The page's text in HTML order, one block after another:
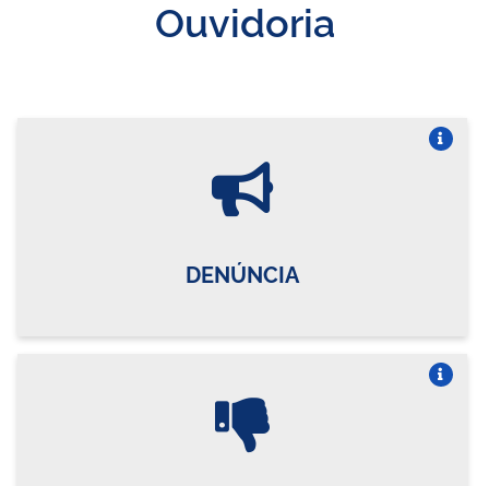
Ouvidoria
DENÚNCIA